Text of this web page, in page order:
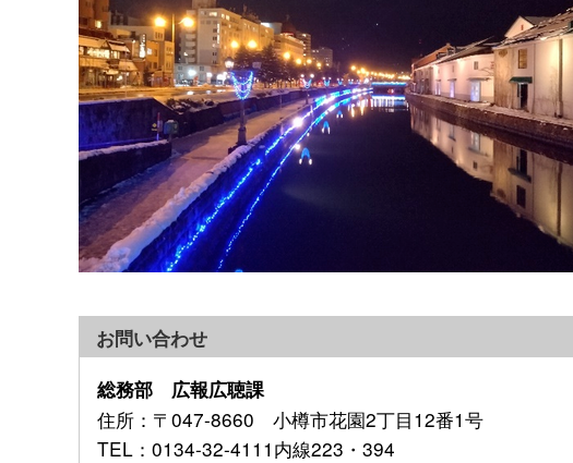
お問い合わせ
総務部 広報広聴課
住所 ：〒047-8660 小樽市花園2丁目12番1号
TEL ：0134-32-4111内線223・394